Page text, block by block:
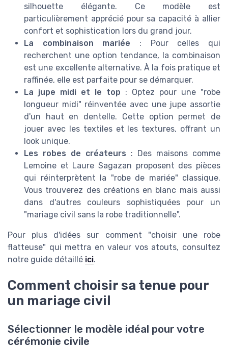
silhouette élégante. Ce modèle est
particulièrement apprécié pour sa capacité à allier
confort et sophistication lors du grand jour.
La combinaison mariée : Pour celles qui
recherchent une option tendance, la combinaison
est une excellente alternative. À la fois pratique et
raffinée, elle est parfaite pour se démarquer.
La jupe midi et le top : Optez pour une "robe
longueur midi" réinventée avec une jupe assortie
d'un haut en dentelle. Cette option permet de
jouer avec les textiles et les textures, offrant un
look unique.
Les robes de créateurs : Des maisons comme
Lemoine et Laure Sagazan proposent des pièces
qui réinterprètent la "robe de mariée" classique.
Vous trouverez des créations en blanc mais aussi
dans d'autres couleurs sophistiquées pour un
"mariage civil sans la robe traditionnelle".
Pour plus d'idées sur comment "choisir une robe
flatteuse" qui mettra en valeur vos atouts, consultez
notre guide détaillé ici.
Comment choisir sa tenue pour
un mariage civil
Sélectionner le modèle idéal pour votre
cérémonie civile